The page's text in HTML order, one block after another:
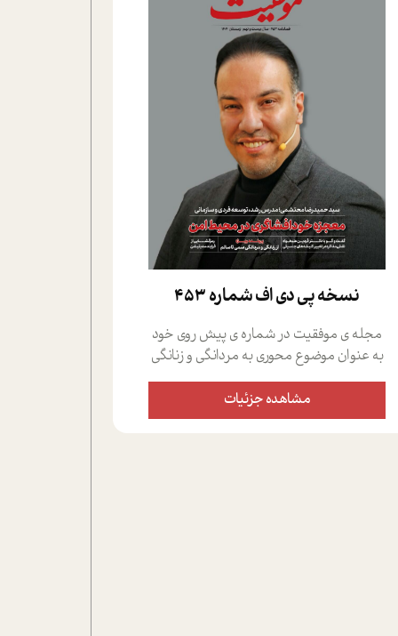
نسخه پي دي اف شماره 453
مجله ی موفقیت در شماره ی پیش روی خود
به عنوان موضوع محوری به مردانگی و زنانگی
سمی پرداخته است؛ علاوه بر این که؛ گفت و
گویی اختصاصی داشته ایم با فردین علیخواه،
جامعه شناس در بخش های مختلف تلاش
مشاهده جزئیات